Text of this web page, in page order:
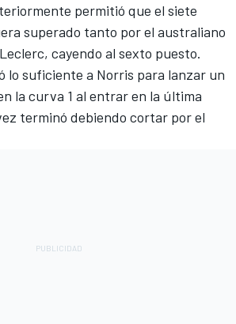
permitió que el siete
superado tanto por el australiano
, cayendo al sexto puesto.
lo suficiente a Norris para lanzar un
la curva 1 al entrar en la última
terminó debiendo cortar por el